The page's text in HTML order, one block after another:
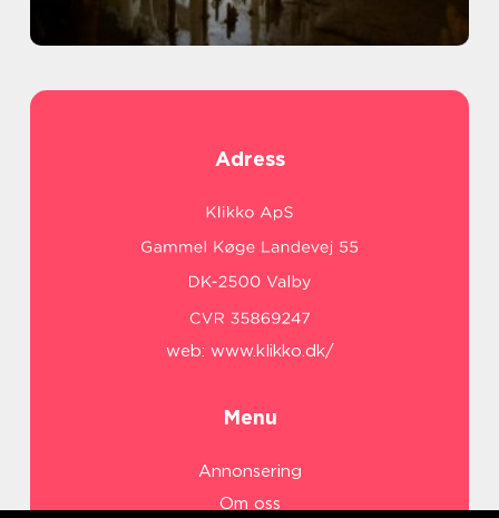
Adress
web: www.klikko.dk/
Menu
Annonsering
Om oss